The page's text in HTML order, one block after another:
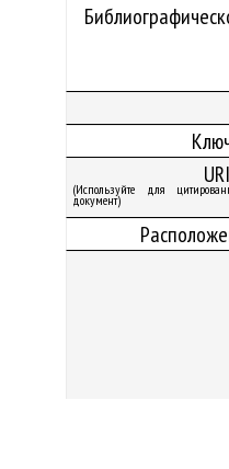
(Используйте для
документ)